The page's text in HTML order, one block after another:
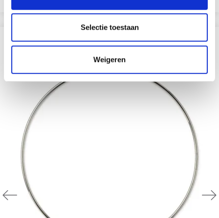
Selectie toestaan
Weigeren
ANDEREN KOCHTEN OOK